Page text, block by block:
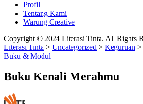
Profil
Tentang Kami
Warung Creative
Copyright © 2024 Literasi Tinta. All Rights
Literasi Tinta > Uncategorized > Keguruan >
Buku & Modul
Buku Kenali Merahmu